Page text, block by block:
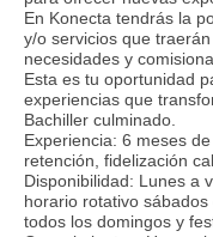
En Konecta tendrás la
y/o servicios que
necesidades y
Esta es tu oportunidad
experiencias que
Bachiller culminado.
Experiencia: 6 meses
retención, fidelización
Disponibilidad: Lunes a
horario rotativo
todos los domingos y